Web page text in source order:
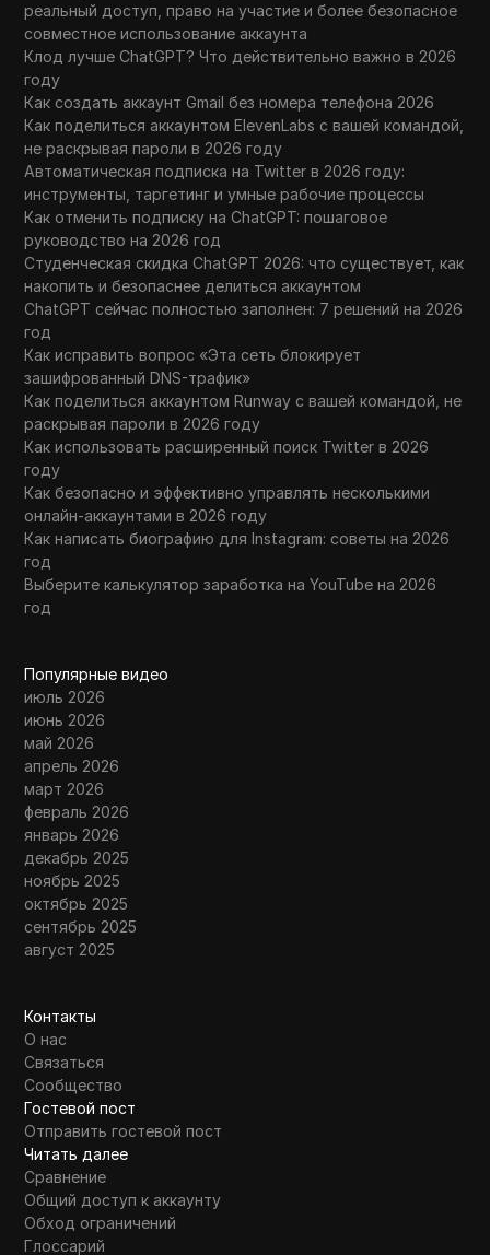
реальный доступ, право на участие и более безопасное
совместное использование аккаунта
Клод лучше ChatGPT? Что действительно важно в 2026
году
Как создать аккаунт Gmail без номера телефона 2026
Как поделиться аккаунтом ElevenLabs с вашей командой,
не раскрывая пароли в 2026 году
Автоматическая подписка на Twitter в 2026 году:
инструменты, таргетинг и умные рабочие процессы
Как отменить подписку на ChatGPT: пошаговое
руководство на 2026 год
Студенческая скидка ChatGPT 2026: что существует, как
накопить и безопаснее делиться аккаунтом
ChatGPT сейчас полностью заполнен: 7 решений на 2026
год
Как исправить вопрос «Эта сеть блокирует
зашифрованный DNS-трафик»
Как поделиться аккаунтом Runway с вашей командой, не
раскрывая пароли в 2026 году
Как использовать расширенный поиск Twitter в 2026
году
Как безопасно и эффективно управлять несколькими
онлайн-аккаунтами в 2026 году
Как написать биографию для Instagram: советы на 2026
год
Выберите калькулятор заработка на YouTube на 2026
год
Популярные видео
июль 2026
июнь 2026
май 2026
апрель 2026
март 2026
февраль 2026
январь 2026
декабрь 2025
ноябрь 2025
октябрь 2025
сентябрь 2025
август 2025
Контакты
О нас
Связаться
Сообщество
Гостевой пост
Отправить гостевой пост
Читать далее
Сравнение
Общий доступ к аккаунту
Обход ограничений
Глоссарий